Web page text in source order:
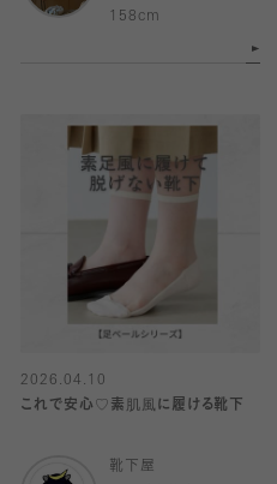
158cm
2026.04.10
これで安心♡素肌風に履ける靴下
靴下屋